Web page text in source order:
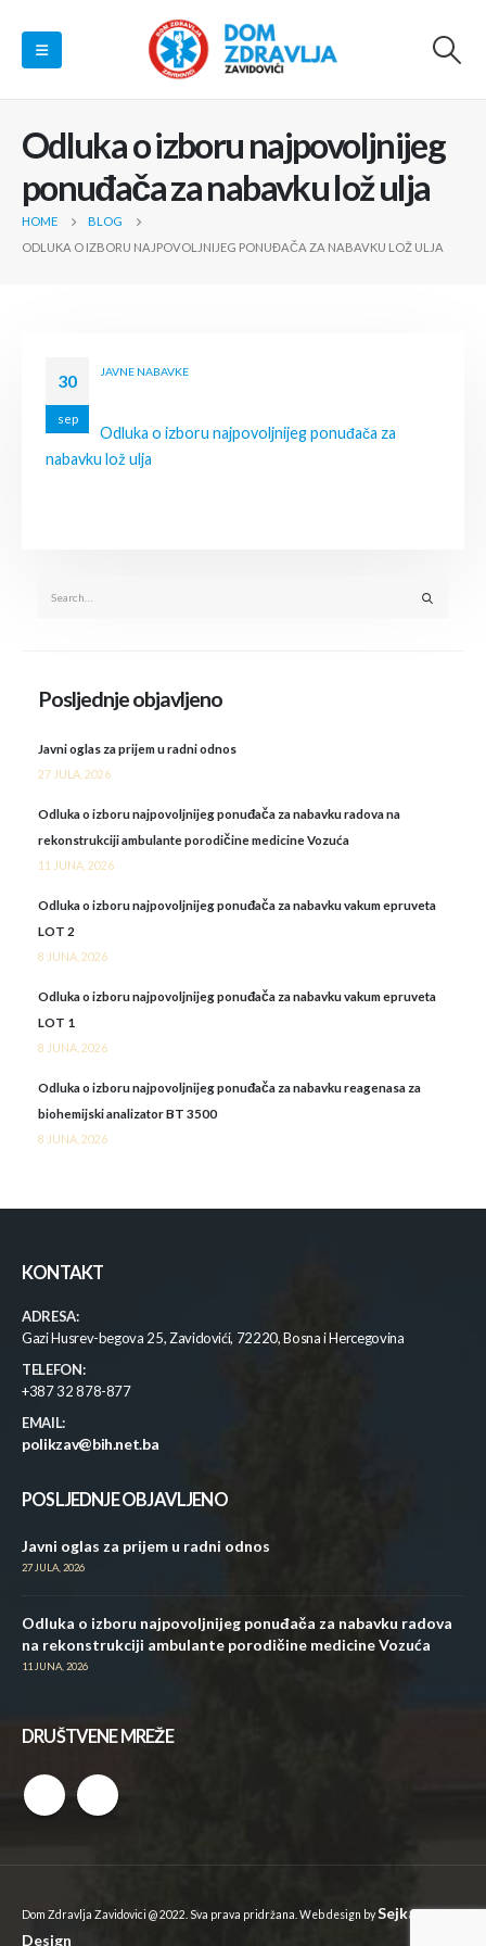
Odluka o izboru najpovoljnijeg
ponuđača za nabavku lož ulja
HOME
BLOG
ODLUKA O IZBORU NAJPOVOLJNIJEG PONUĐAČA ZA NABAVKU LOŽ ULJA
30
sep
JAVNE NABAVKE
Odluka o izboru najpovoljnijeg ponuđača za
nabavku lož ulja
Posljednje objavljeno
Javni oglas za prijem u radni odnos
27 JULA, 2026
Odluka o izboru najpovoljnijeg ponuđača za nabavku radova na
rekonstrukciji ambulante porodičine medicine Vozuća
11 JUNA, 2026
Odluka o izboru najpovoljnijeg ponuđača za nabavku vakum epruveta
LOT 2
8 JUNA, 2026
Odluka o izboru najpovoljnijeg ponuđača za nabavku vakum epruveta
LOT 1
8 JUNA, 2026
Odluka o izboru najpovoljnijeg ponuđača za nabavku reagenasa za
biohemijski analizator BT 3500
8 JUNA, 2026
KONTAKT
ADRESA:
Gazi Husrev-begova 25, Zavidovići, 72220, Bosna i Hercegovina
TELEFON:
+387 32 878-877
EMAIL:
polikzav@bih.net.ba
POSLJEDNJE OBJAVLJENO
Javni oglas za prijem u radni odnos
27 JULA, 2026
Odluka o izboru najpovoljnijeg ponuđača za nabavku radova
na rekonstrukciji ambulante porodičine medicine Vozuća
11 JUNA, 2026
DRUŠTVENE MREŽE
Dom Zdravlja Zavidovici @ 2022. Sva prava pridržana. Web design bySejkan
Design